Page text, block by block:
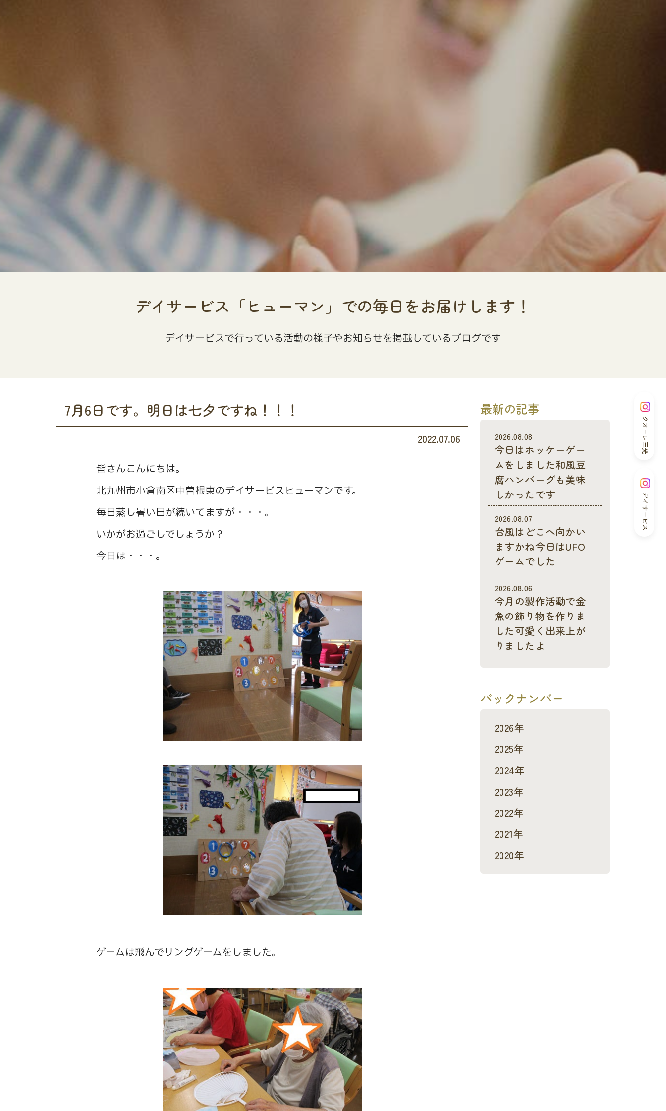
クオーレ三光
デイサービス
デイサービス「ヒューマン」での毎日をお届けします！
デイサービスで行っている活動の様子やお知らせを掲載しているブログです
7月6日です。明日は七夕ですね！！！
2022.07.06
皆さんこんにちは。
北九州市小倉南区中曽根東のデイサービスヒューマンです。
毎日蒸し暑い日が続いてますが・・・。
いかがお過ごしでしょうか？
今日は・・・。
ゲームは飛んでリングゲームをしました。
最新の記事
2026.08.08
今日はホッケーゲー
ムをしました和風豆
腐ハンバーグも美味
しかったです
2026.08.07
台風はどこへ向かい
ますかね今日はUFO
ゲームでした
2026.08.06
今月の製作活動で金
魚の飾り物を作りま
した可愛く出来上が
りましたよ
バックナンバー
2026年
2025年
2024年
2023年
2022年
2021年
2020年